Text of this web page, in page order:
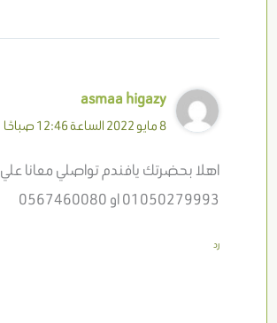
asmaa higazy
8 مايو 2022 الساعة 12:46 صباحًا
اهلا بحضرتك يافندم تواصلي معانا علي
01050279993 او 0567460080
رد